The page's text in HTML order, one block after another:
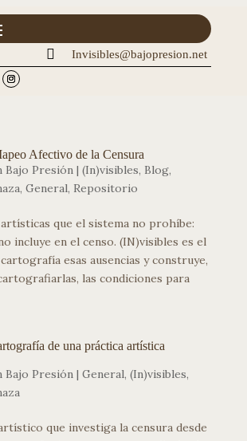
 Invisibles@bajopresion.net
Afectivo de la Censura
Bajo Presión| (In)visibles, Blog,
, General, Repositorio
que el sistema no prohíbe:
incluye en el censo. (IN)visibles es el
esas ausencias y construye,
las condiciones para
de una práctica artística
Bajo Presión| General, (In)visibles,
que investiga la censura desde